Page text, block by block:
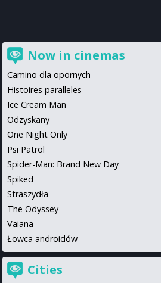
Now in cinemas
Camino dla opornych
Histoires paralleles
Ice Cream Man
Odzyskany
One Night Only
Psi Patrol
Spider-Man: Brand New Day
Spiked
Straszydła
The Odyssey
Vaiana
Łowca androidów
Cities